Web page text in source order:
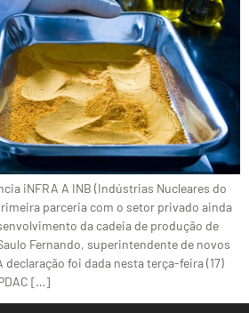
iNFRA A INB (Indústrias Nucleares do
parceria com o setor privado ainda
da cadeia de produção de
Fernando, superintendente de novos
foi dada nesta terça-feira (17)
[…]